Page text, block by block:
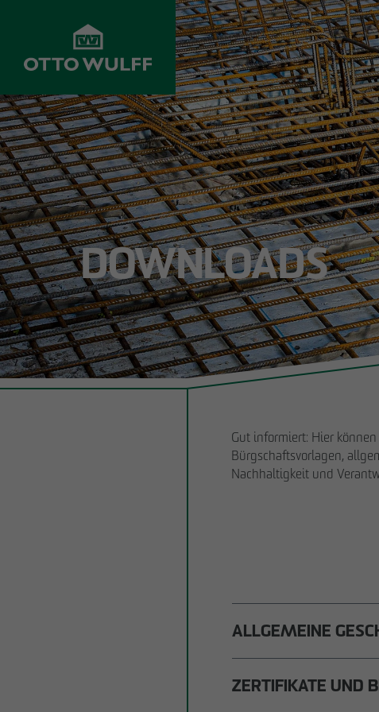
UNTERNEHMEN
Werte
Historie
Innovation &
Fortschritt
Projekte
Management
Unternehmens-
entwicklung
ENTWICKELN
Objekte im
Vertrieb
Grundstücksankauf
Joint Venture
Investoren
Kundenservice
BAUEN
Wohnungsbau
Infrastrukturbau
Gewerbebau
Krankenhausbau
Schulbau
Rohbau
Holzhybridbau
Sanierung
DOWNLOADS
Gut informiert: Hier
Bürgschaftsvorlagen,
Nachhaltigkeit und
ALLGEMEINE
Allg. Einkaufsbedingungen
ZERTIFIKATE UND